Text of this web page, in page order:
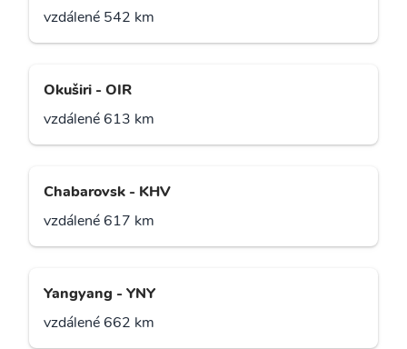
vzdálené 542 km
Okuširi - OIR
vzdálené 613 km
Chabarovsk - KHV
vzdálené 617 km
Yangyang - YNY
vzdálené 662 km